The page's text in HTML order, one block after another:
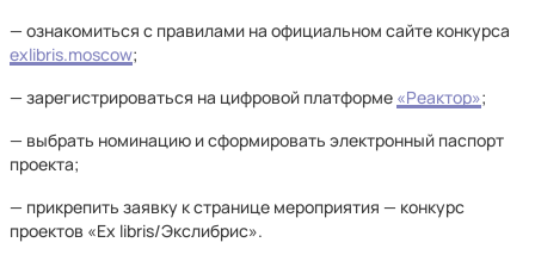
— ознакомиться с правилами на официальном сайте конкурса
exlibris.moscow;
— зарегистрироваться на цифровой платформе «Реактор»;
— выбрать номинацию и сформировать электронный паспорт
проекта;
— прикрепить заявку к странице мероприятия — конкурс
проектов «Ex libris/Экслибрис».